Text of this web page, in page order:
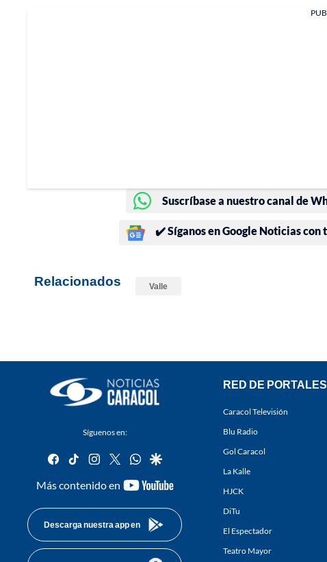
Suscríbase a nuestro canal de
✔️ Síganos en Google Noticias
Relacionados Valle
Síguenos en:
facebook
tiktok instagram
twitterwhatsapp
google
Más contenido en
youtube-
Descarga nuestra app en
RED DE PORTALES
Caracol Televisión
Blu Radio
Gol Caracol
La Kalle
HJCK
DiTu
El Espectador
Teatro Mayor